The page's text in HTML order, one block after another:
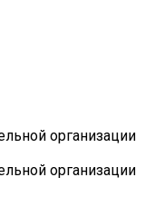
организации
организации